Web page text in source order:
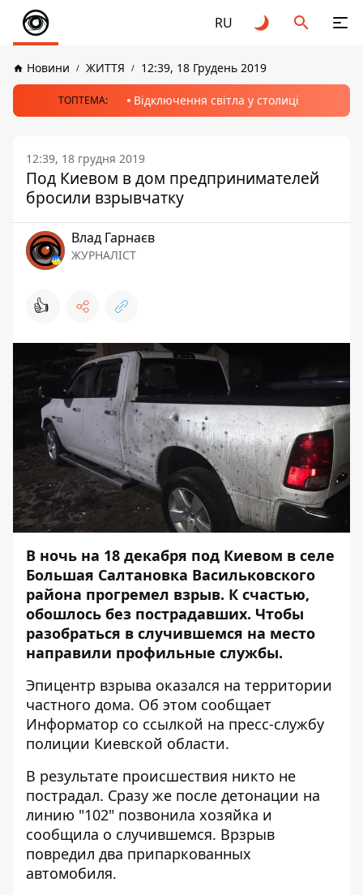
RU
Новини ЖИТТЯ 12:39, 18 Грудень 2019
ТОПТЕМА: Відключення світла у столиці
12:39, 18 грудня 2019
Под Киевом в дом предпринимателей
бросили взрывчатку
Влад Гарнаєв
ЖУРНАЛІСТ
👍
В ночь на 18 декабря под Киевом в селе
Большая Салтановка Васильковского
района прогремел взрыв. К счастью,
обошлось без пострадавших. Чтобы
разобраться в случившемся на место
направили профильные службы.
Эпицентр взрыва оказался на территории
частного дома. Об этом сообщает
Информатор со ссылкой на пресс-службу
полиции Киевской области.
В результате происшествия никто не
пострадал. Сразу же после детонации на
линию "102" позвонила хозяйка и
сообщила о случившемся. Врзрыв
повредил два припаркованных
автомобиля.